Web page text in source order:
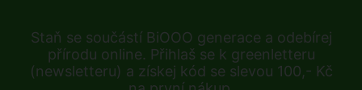
Staň se součástí BiOOO generace a odebírej
přírodu online. Přihlaš se k greenletteru
(newsletteru) a získej kód se slevou 100,- Kč